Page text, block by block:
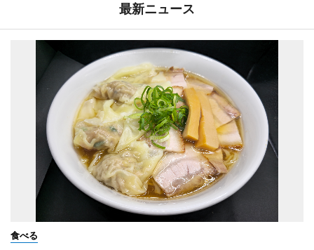
最新ニュース
食べる